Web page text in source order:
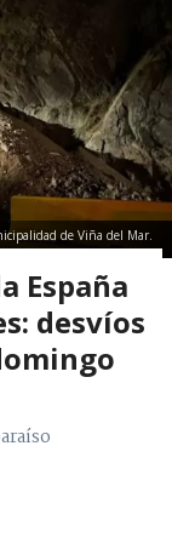
de Viña del Mar.
España
desvíos